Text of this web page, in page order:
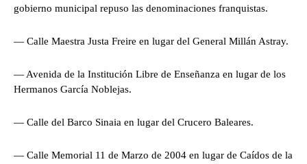
gobierno municipal repuso las denominaciones franquistas.
— Calle Maestra Justa Freire en lugar del General Millán Astray.
— Avenida de la Institución Libre de Enseñanza en lugar de los
Hermanos García Noblejas.
— Calle del Barco Sinaia en lugar del Crucero Baleares.
— Calle Memorial 11 de Marzo de 2004 en lugar de Caídos de la